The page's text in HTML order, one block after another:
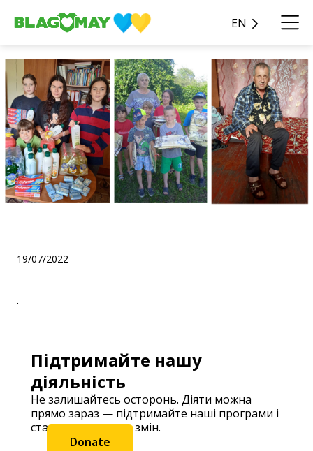
EN
19/07/2022
.
Підтримайте нашу
діяльність
Не залишайтесь осторонь. Діяти можна
прямо зараз — підтримайте наші програми і
станьте частиною змін.
Donate